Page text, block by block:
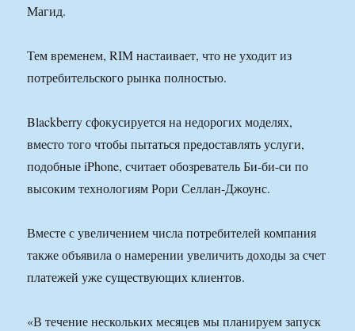
Магид.
Тем временем, RIM настаивает, что не уходит из
потребительского рынка полностью.
Blackberry сфокусируется на недорогих моделях,
вместо того чтобы пытаться предоставлять услуги,
подобные iPhone, считает обозреватель Би-би-си по
высоким технологиям Рори Селлан-Джоунс.
Вместе с увеличением числа потребителей компания
также объявила о намерении увеличить доходы за счет
платежей уже существующих клиентов.
«В течение нескольких месяцев мы планируем запуск